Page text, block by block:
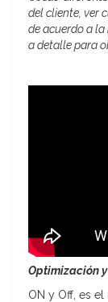
del cliente, ver
de acuerdo a
a detalle para
Optimización
ON y Off, es